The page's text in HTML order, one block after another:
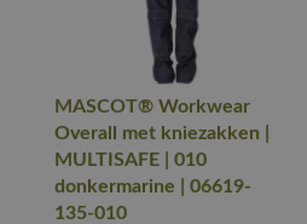
MASCOT® Workwear
Overall met kniezakken |
MULTISAFE | 010
donkermarine | 06619-
135-010